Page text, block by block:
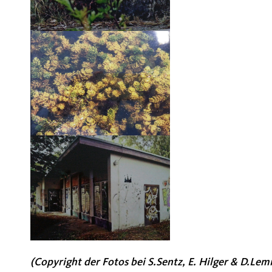
(Copyright der Fotos bei S.Sentz, E. Hilger &